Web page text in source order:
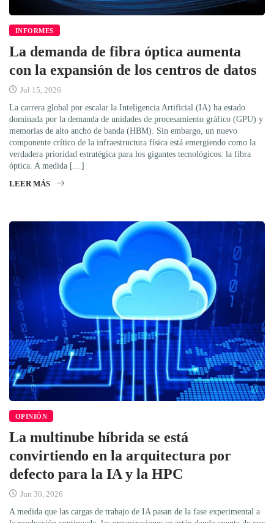
INFORMES
La demanda de fibra óptica aumenta
con la expansión de los centros de datos
Jul 15, 2026
La carrera global por escalar la Inteligencia Artificial (IA) ha estado
dominada por la demanda de unidades de procesamiento gráfico (GPU) y
memorias de alto ancho de banda (HBM). Sin embargo, un nuevo
componente crítico de la infraestructura física está emergiendo como la
verdadera prioridad estratégica para los gigantes tecnológicos: la fibra
óptica. A medida […]
LEER MÁS
OPINIÓN
La multinube híbrida se está
convirtiendo en la arquitectura por
defecto para la IA y la HPC
Jun 30, 2026
A medida que las cargas de trabajo de IA pasan de la fase experimental a